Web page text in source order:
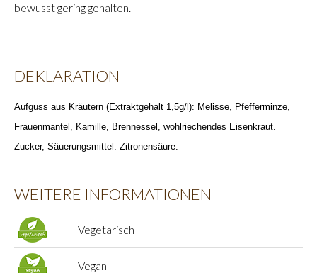
bewusst gering gehalten.
DEKLARATION
Aufguss aus Kräutern (Extraktgehalt 1,5g/l): Melisse, Pfefferminze,
Frauenmantel, Kamille, Brennessel, wohlriechendes Eisenkraut.
Zucker, Säuerungsmittel: Zitronensäure.
WEITERE INFORMATIONEN
Vegetarisch
Vegan